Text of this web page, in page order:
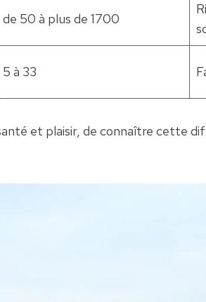
de 50 à plus de 1700
5 à 33
et plaisir, de connaître cette